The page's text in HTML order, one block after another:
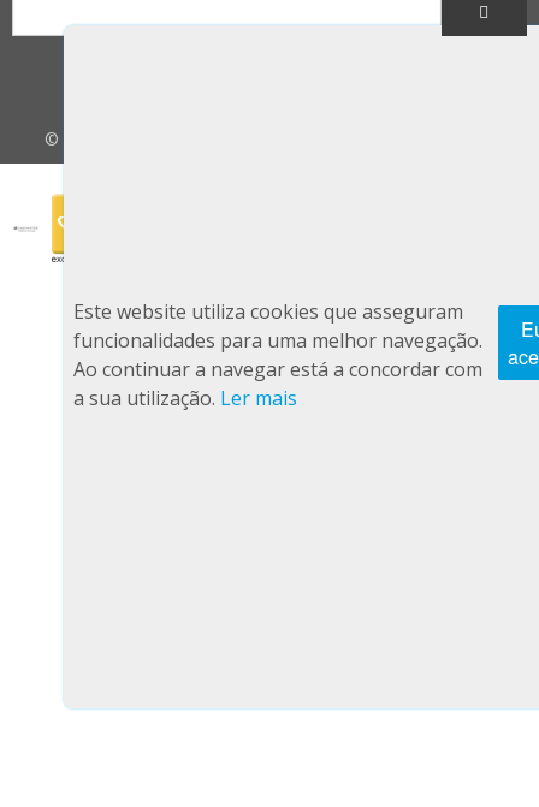
© 2026 Enermeter - Todos os direitos reservados |
Este website utiliza cookies que asseguram
funcionalidades para uma melhor navegação.
Ao continuar a navegar está a concordar com
a sua utilização. Ler mais